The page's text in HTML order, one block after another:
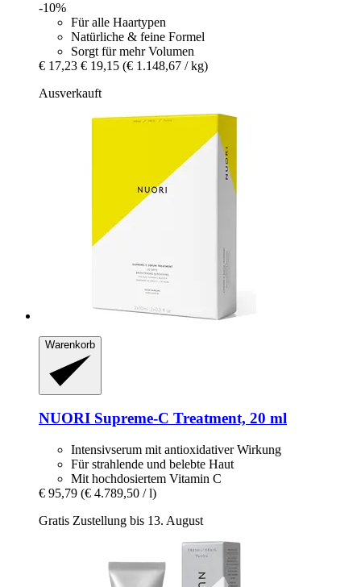
-10%
Für alle Haartypen
Natürliche & feine Formel
Sorgt für mehr Volumen
€ 17,23 € 19,15 (€ 1.148,67 / kg)
Ausverkauft
Warenkorb
NUORI Supreme-​C Treatment, 20 ml
Intensivserum mit antioxidativer Wirkung
Für strahlende und belebte Haut
Mit hochdosiertem Vitamin C
€ 95,79 (€ 4.789,50 / l)
Gratis Zustellung bis 13. August